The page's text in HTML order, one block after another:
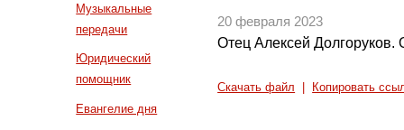
Музыкальные
передачи
Юридический
помощник
Евангелие дня
20 февраля 2023
Отец Алексей Долгоруков.
Скачать файл Копировать